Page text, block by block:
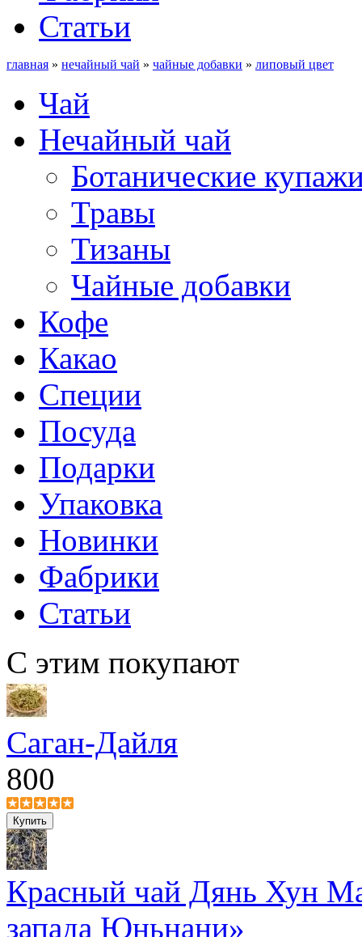
Статьи
главная » нечайный чай » чайные добавки » липовый цвет
Чай
Нечайный чай
Ботанические
Травы
Тизаны
Чайные добавки
Кофе
Какао
Специи
Посуда
Подарки
Упаковка
Новинки
Фабрики
Статьи
С этим покупают
Саган-Дайля
800
Красный чай Дянь Хун
запада Юньнани»